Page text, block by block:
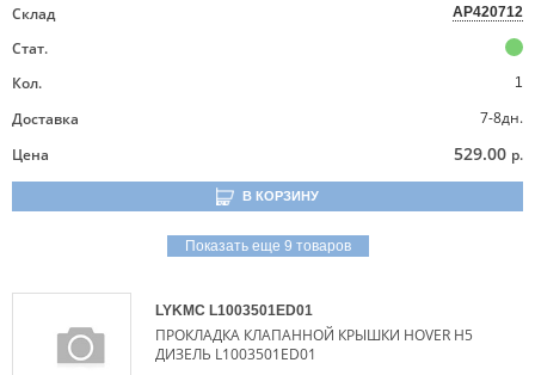
Склад AP420712
Стат.
Кол.
1
Доставка
7-8дн.
Цена
529.00 р.
В КОРЗИНУ
Показать еще 9 товаров
LYKMC L1003501ED01
ПРОКЛАДКА КЛАПАННОЙ КРЫШКИ HOVER H5
ДИЗЕЛЬ L1003501ED01